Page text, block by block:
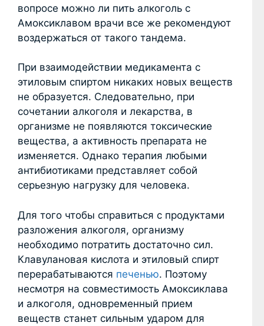
вопросе можно ли пить алкоголь с
Амоксиклавом врачи все же рекомендуют
воздержаться от такого тандема.
При взаимодействии медикамента с
этиловым спиртом никаких новых веществ
не образуется. Следовательно, при
сочетании алкоголя и лекарства, в
организме не появляются токсические
вещества, а активность препарата не
изменяется. Однако терапия любыми
антибиотиками представляет собой
серьезную нагрузку для человека.
Для того чтобы справиться с продуктами
разложения алкоголя, организму
необходимо потратить достаточно сил.
Клавулановая кислота и этиловый спирт
перерабатываются печенью. Поэтому
несмотря на совместимость Амоксиклава
и алкоголя, одновременный прием
веществ станет сильным ударом для